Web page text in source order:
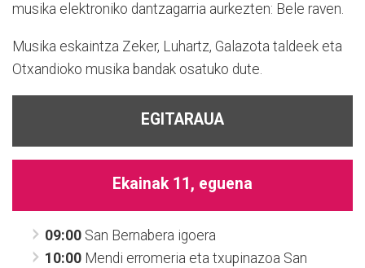
musika elektroniko dantzagarria aurkezten: Bele raven.
Musika eskaintza Zeker, Luhartz, Galazota taldeek eta
Otxandioko musika bandak osatuko dute.
EGITARAUA
Ekainak 11, eguena
09:00 San Bernabera igoera
10:00 Mendi erromeria eta txupinazoa San